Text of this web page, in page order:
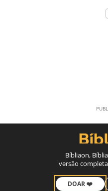
Bíbliaon,
versão
DOAR ❤️